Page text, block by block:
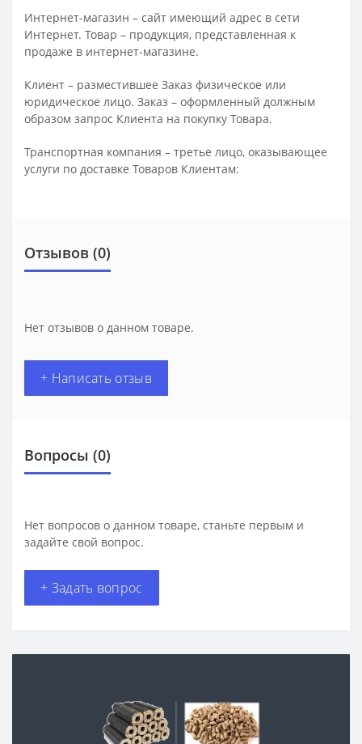
Интернет-магазин – сайт имеющий адрес в сети
Интернет. Товар – продукция, представленная к
продаже в интернет-магазине.
Клиент – разместившее Заказ физическое или
юридическое лицо. Заказ – оформленный должным
образом запрос Клиента на покупку Товара.
Транспортная компания – третье лицо, оказывающее
услуги по доставке Товаров Клиентам:
Отзывов (0)
Нет отзывов о данном товаре.
+ Написать отзыв
Вопросы (0)
Нет вопросов о данном товаре, станьте первым и
задайте свой вопрос.
+ Задать вопрос